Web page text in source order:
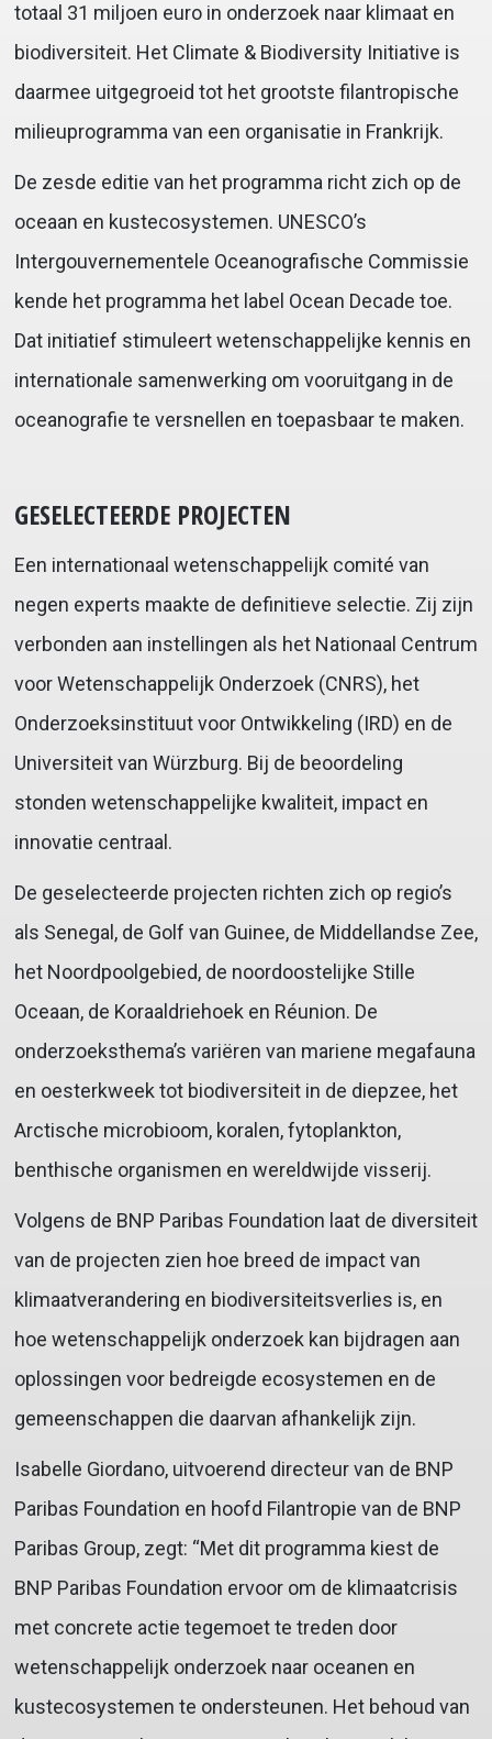
totaal 31 miljoen euro in onderzoek naar klimaat en
biodiversiteit. Het Climate & Biodiversity Initiative is
daarmee uitgegroeid tot het grootste filantropische
milieuprogramma van een organisatie in Frankrijk.
De zesde editie van het programma richt zich op de
oceaan en kustecosystemen. UNESCO’s
Intergouvernementele Oceanografische Commissie
kende het programma het label Ocean Decade toe.
Dat initiatief stimuleert wetenschappelijke kennis en
internationale samenwerking om vooruitgang in de
oceanografie te versnellen en toepasbaar te maken.
GESELECTEERDE PROJECTEN
Een internationaal wetenschappelijk comité van
negen experts maakte de definitieve selectie. Zij zijn
verbonden aan instellingen als het Nationaal Centrum
voor Wetenschappelijk Onderzoek (CNRS), het
Onderzoeksinstituut voor Ontwikkeling (IRD) en de
Universiteit van Würzburg. Bij de beoordeling
stonden wetenschappelijke kwaliteit, impact en
innovatie centraal.
De geselecteerde projecten richten zich op regio’s
als Senegal, de Golf van Guinee, de Middellandse Zee,
het Noordpoolgebied, de noordoostelijke Stille
Oceaan, de Koraaldriehoek en Réunion. De
onderzoeksthema’s variëren van mariene megafauna
en oesterkweek tot biodiversiteit in de diepzee, het
Arctische microbioom, koralen, fytoplankton,
benthische organismen en wereldwijde visserij.
Volgens de BNP Paribas Foundation laat de diversiteit
van de projecten zien hoe breed de impact van
klimaatverandering en biodiversiteitsverlies is, en
hoe wetenschappelijk onderzoek kan bijdragen aan
oplossingen voor bedreigde ecosystemen en de
gemeenschappen die daarvan afhankelijk zijn.
Isabelle Giordano, uitvoerend directeur van de BNP
Paribas Foundation en hoofd Filantropie van de BNP
Paribas Group, zegt: “Met dit programma kiest de
BNP Paribas Foundation ervoor om de klimaatcrisis
met concrete actie tegemoet te treden door
wetenschappelijk onderzoek naar oceanen en
kustecosystemen te ondersteunen. Het behoud van